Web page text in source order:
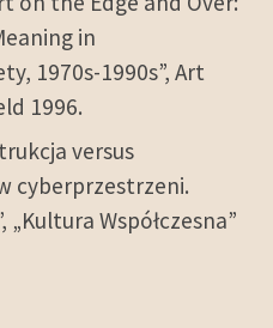
in
1970s-1990s”, Art
1996.
versus
cyberprzestrzeni.
Współczesna”